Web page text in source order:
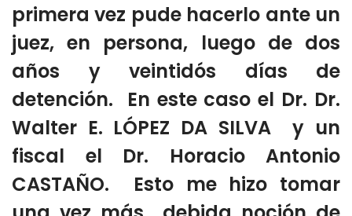
primera vez pude hacerlo ante un
juez, en persona, luego de dos
años y veintidós días de
detención. En este caso el Dr. Dr.
Walter E. LÓPEZ DA SILVA y un
fiscal el Dr. Horacio Antonio
CASTAÑO. Esto me hizo tomar